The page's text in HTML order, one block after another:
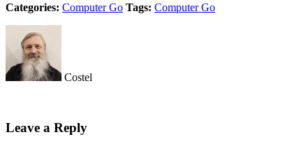
Categories: Computer Go Tags: Computer Go
Costel
Leave a Reply